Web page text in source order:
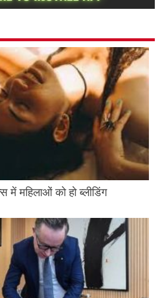
में महिलाओं को हो ब्लीडिंग